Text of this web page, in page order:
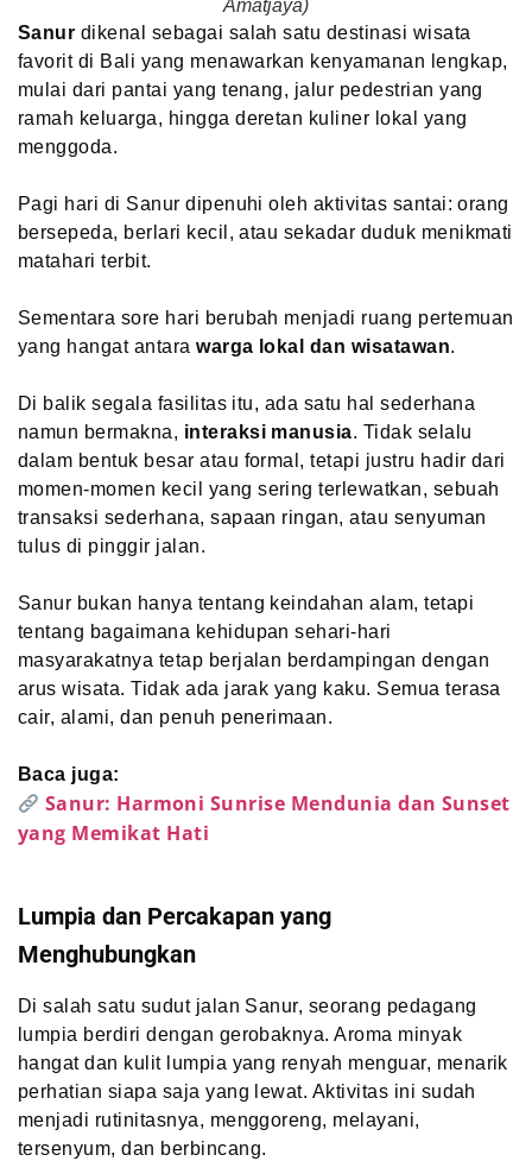
Amatjaya)
Sanur dikenal sebagai salah satu destinasi wisata
favorit di Bali yang menawarkan kenyamanan lengkap,
mulai dari pantai yang tenang, jalur pedestrian yang
ramah keluarga, hingga deretan kuliner lokal yang
menggoda.
Pagi hari di Sanur dipenuhi oleh aktivitas santai: orang
bersepeda, berlari kecil, atau sekadar duduk menikmati
matahari terbit.
Sementara sore hari berubah menjadi ruang pertemuan
yang hangat antarawarga lokal dan wisatawan.
Di balik segala fasilitas itu, ada satu hal sederhana
namun bermakna, interaksi manusia. Tidak selalu
dalam bentuk besar atau formal, tetapi justru hadir dari
momen-momen kecil yang sering terlewatkan, sebuah
transaksi sederhana, sapaan ringan, atau senyuman
tulus di pinggir jalan.
Sanur bukan hanya tentang keindahan alam, tetapi
tentang bagaimana kehidupan sehari-hari
masyarakatnya tetap berjalan berdampingan dengan
arus wisata. Tidak ada jarak yang kaku. Semua terasa
cair, alami, dan penuh penerimaan.
Baca juga:
Sanur: Harmoni Sunrise Mendunia dan Sunset
yang Memikat Hati
Lumpia dan Percakapan yang
Menghubungkan
Di salah satu sudut jalan Sanur, seorang pedagang
lumpia berdiri dengan gerobaknya. Aroma minyak
hangat dan kulit lumpia yang renyah menguar, menarik
perhatian siapa saja yang lewat. Aktivitas ini sudah
menjadi rutinitasnya, menggoreng, melayani,
tersenyum, dan berbincang.